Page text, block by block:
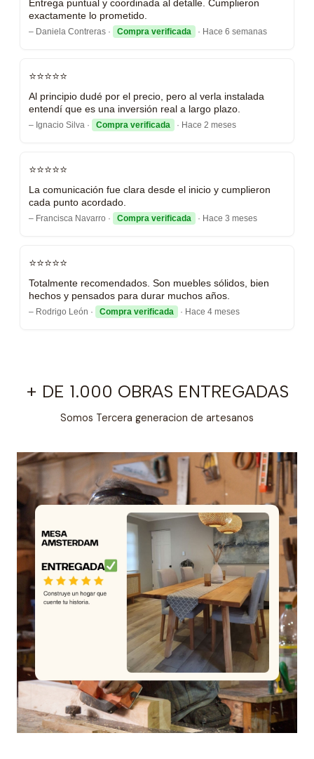
Entrega puntual y coordinada al detalle. Cumplieron
exactamente lo prometido.
– Daniela Contreras · Compra verificada · Hace 6 semanas
⭐⭐⭐⭐⭐
Al principio dudé por el precio, pero al verla instalada
entendí que es una inversión real a largo plazo.
– Ignacio Silva · Compra verificada · Hace 2 meses
⭐⭐⭐⭐⭐
La comunicación fue clara desde el inicio y cumplieron
cada punto acordado.
– Francisca Navarro · Compra verificada · Hace 3 meses
⭐⭐⭐⭐⭐
Totalmente recomendados. Son muebles sólidos, bien
hechos y pensados para durar muchos años.
– Rodrigo León · Compra verificada · Hace 4 meses
+ DE 1.000 OBRAS ENTREGADAS
Somos Tercera generacion de artesanos